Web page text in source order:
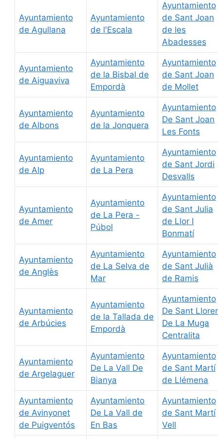
Ayuntamiento
de Agullana
Ayuntamiento
de l'Escala
Ayuntamiento
de Sant Joan
de les
Abadesses
Ayuntamiento
de Aiguaviva
Ayuntamiento
de la Bisbal de
Empordà
Ayuntamiento
de Sant Joan
de Mollet
Ayuntamiento
de Albons
Ayuntamiento
de la Jonquera
Ayuntamiento
De Sant Joan
Les Fonts
Ayuntamiento
de Alp
Ayuntamiento
de La Pera
Ayuntamiento
de Sant Jordi
Desvalls
Ayuntamiento
de Amer
Ayuntamiento
de La Pera -
Púbol
Ayuntamiento
de Sant Julia
de Llor I
Bonmatí
Ayuntamiento
de Anglès
Ayuntamiento
de La Selva de
Mar
Ayuntamiento
de Sant Julià
de Ramis
Ayuntamiento
de Arbúcies
Ayuntamiento
de la Tallada de
Empordà
Ayuntamiento
De Sant
De La Muga
Centralita
Ayuntamiento
de Argelaguer
Ayuntamiento
De La Vall De
Bianya
Ayuntamiento
de Sant Martí
de Llémena
Ayuntamiento
de Avinyonet
de Puigventós
Ayuntamiento
De La Vall de
En Bas
Ayuntamiento
de Sant Martí
Vell